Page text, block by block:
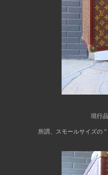
現行品とは明らかに違
所謂、スモールサイズの “ トラ